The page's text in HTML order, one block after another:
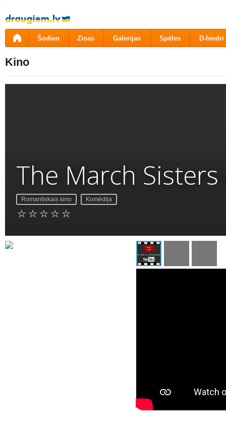
Pāriet
uz
saturu
Šodien Ziņas Galerijas Spēles D-biedri
Kino
The March
Romantiskais kino Komēdija